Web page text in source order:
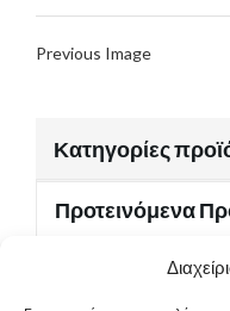
Previous Image
Κατηγορίες
Προτεινόμενα